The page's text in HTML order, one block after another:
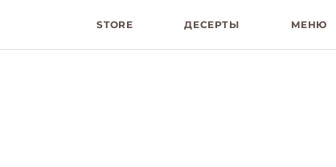
STORE ДЕСЕРТЫ МЕНЮ